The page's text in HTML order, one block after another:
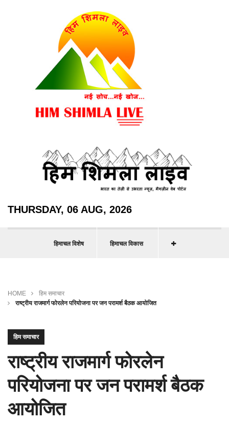
THURSDAY, 06 AUG, 2026
हिमाचल विशेष हिमाचल विकास
HOME
हिम समाचार
राष्ट्रीय राजमार्ग फोरलेन परियोजना पर जन परामर्श बैठक आयोजित
हिम समाचार
राष्ट्रीय राजमार्ग फोरलेन
परियोजना पर जन परामर्श बैठक
आयोजित